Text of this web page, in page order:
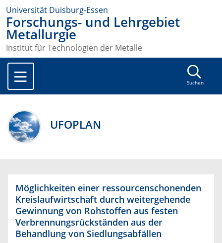
Universität Duisburg-Essen
Forschungs- und Lehrgebiet
Metallurgie
Institut für Technologien der Metalle
Suchen
UFOPLAN
Möglichkeiten einer ressourcenschonenden
Kreislaufwirtschaft durch weitergehende
Gewinnung von Rohstoffen aus festen
Verbrennungsrückständen aus der
Behandlung von Siedlungsabfällen